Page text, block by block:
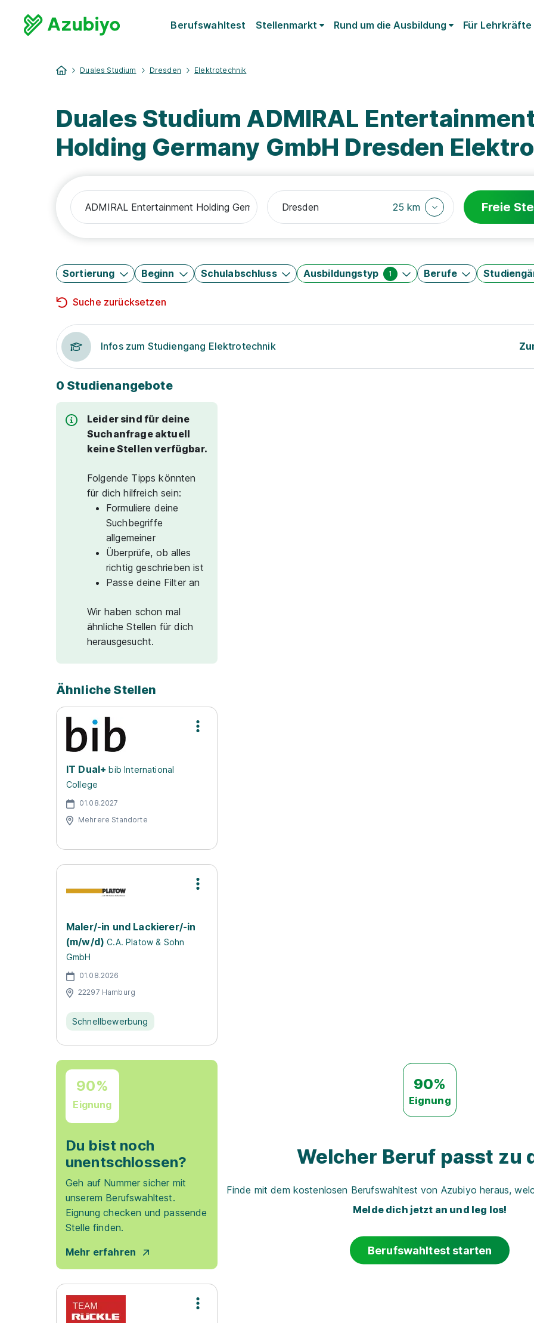
Berufswahltest Stellenmarkt Rund um die Ausbildung Für Lehrkräfte
Duales Studium Dresden Elektrotechnik
Duales Studium ADMIRAL
Holding Germany GmbH Dresden
25 km Freie
Sortierung Beginn Schulabschluss Ausbildungstyp 1 Berufe
Suche zurücksetzen
Infos zum Studiengang Elektrotechnik
0 Studienangebote
Leider sind für deine
Suchanfrage aktuell
keine Stellen verfügbar.
Folgende Tipps könnten
für dich hilfreich sein:
Formuliere deine
Suchbegriffe
allgemeiner
Überprüfe, ob alles
richtig geschrieben ist
Passe deine Filter an
Wir haben schon mal
ähnliche Stellen für dich
herausgesucht.
Ähnliche Stellen
IT Dual+ bib International
College
01.08.2027
Mehrere Standorte
Maler/-in und Lackierer/-in
(m/w/d) C.A. Platow & Sohn
GmbH
01.08.2026
22297 Hamburg
Schnellbewerbung
90%
Eignung
Du bist noch
unentschlossen?
Geh auf Nummer sicher mit
unserem Berufswahltest.
Eignung checken und passende
Stelle finden.
Mehr erfahren
90%
Eignung
Welcher Beruf passt zu
Finde mit dem kostenlosen Berufswahltest von Azubiyo heraus,
Melde dich jetzt an und leg los!
Berufswahltest starten